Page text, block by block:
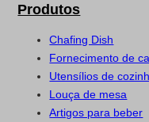
Produtos
Chafing Dish
Fornecimento de
Utensílios de
Louça de mesa
Artigos para beber